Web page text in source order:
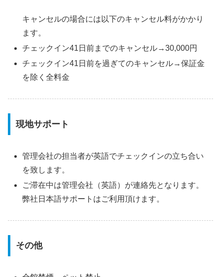
キャンセルの場合には以下のキャンセル料がかかり
ます。
チェックイン41日前までのキャンセル→30,000円
チェックイン41日前を過ぎてのキャンセル→保証金
を除く全料金
現地サポート
管理会社の担当者が英語でチェックインの立ち合い
を致します。
ご滞在中は管理会社（英語）が連絡先となります。
弊社日本語サポートはご利用頂けます。
その他